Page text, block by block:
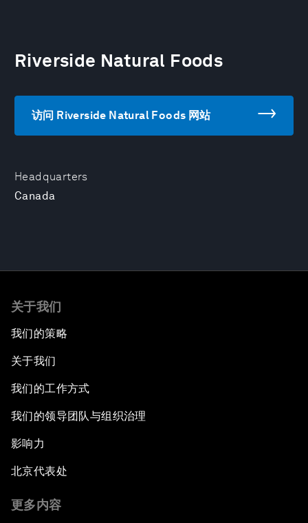
Headquarters
Canada
Riverside Natural Foods
访问 Riverside Natural Foods 网站
关于我们
我们的策略
关于我们
我们的工作方式
我们的领导团队与组织治理
影响力
北京代表处
更多内容